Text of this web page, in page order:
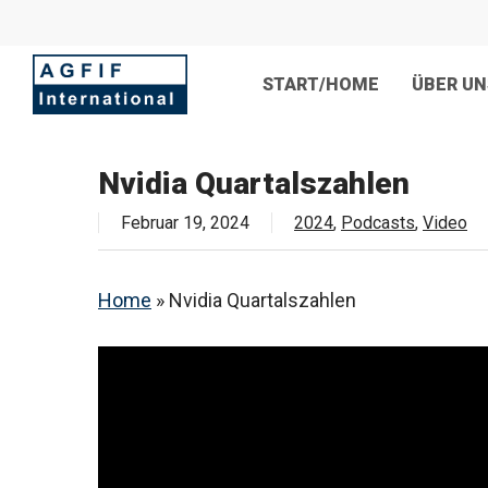
main
content
START/HOME ÜBER
Nvidia Quartalszahlen
Februar 19, 2024 2024, Podcasts, Video
Home » Nvidia Quartalszahlen